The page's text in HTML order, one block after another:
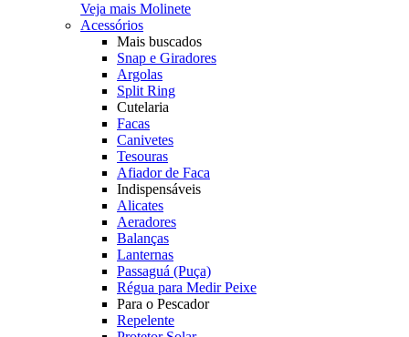
Veja mais Molinete
Acessórios
Mais buscados
Snap e Giradores
Argolas
Split Ring
Cutelaria
Facas
Canivetes
Tesouras
Afiador de Faca
Indispensáveis
Alicates
Aeradores
Balanças
Lanternas
Passaguá (Puça)
Régua para Medir Peixe
Para o Pescador
Repelente